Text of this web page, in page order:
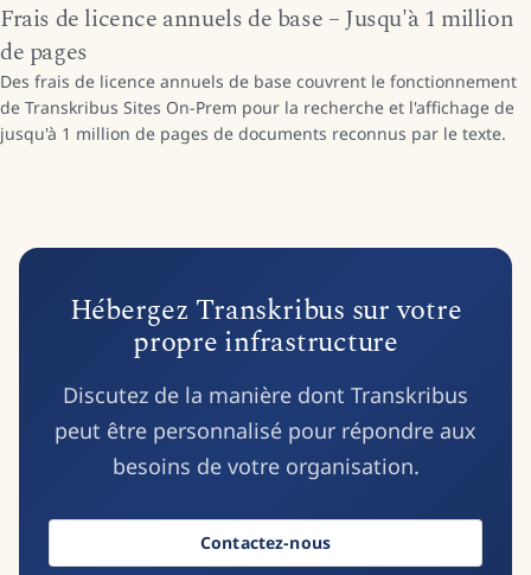
Frais de licence annuels de base – Jusqu'à 1 million
de pages
Des frais de licence annuels de base couvrent le fonctionnement
de Transkribus Sites On-Prem pour la recherche et l'affichage de
jusqu'à 1 million de pages de documents reconnus par le texte.
Hébergez Transkribus sur votre
propre infrastructure
Discutez de la manière dont Transkribus
peut être personnalisé pour répondre aux
besoins de votre organisation.
Contactez-nous